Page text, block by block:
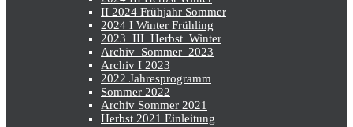
II 2024 Frühjahr Sommer
2024 I Winter Frühling
2023_III_Herbst_Winter
Archiv_Sommer_2023
Archiv I 2023
2022 Jahresprogramm
Sommer 2022
Archiv Sommer 2021
Herbst 2021 Einleitung